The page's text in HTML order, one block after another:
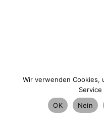
Wir verwenden Cookies,
OK
Nein